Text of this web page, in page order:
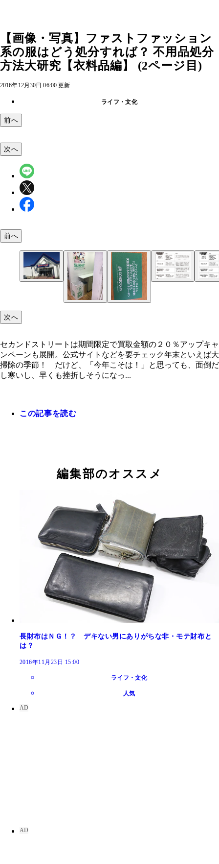
【画像・写真】ファストファッション
系の服はどう処分すれば？ 不用品処分
方法大研究【衣料品編】 (2ページ目)
2016年12月30日 06:00 更新
ライフ・文化
前へ
次へ
前へ
次へ
セカンドストリートは期間限定で買取金額の２０％アップキャ
ンペーンも展開。公式サイトなどを要チェック年末といえば大
掃除の季節！ だけど、「今年こそは！」と思っても、面倒だ
し寒いし、早くも挫折しそうになっ...
この記事を読む
編集部のオススメ
長財布はＮＧ！？ デキない男にありがちな非・モテ財布と
は？
2016年11月23日 15:00
ライフ・文化
人気